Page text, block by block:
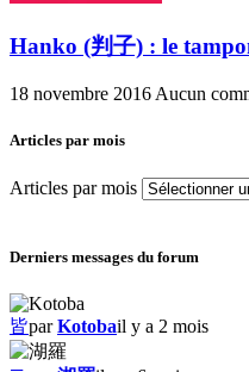
Hanko (判子) : le
18 novembre 2016 Aucun
Articles par mois
Articles par mois
Derniers messages du forum
皆parKotobail y a 2 mois